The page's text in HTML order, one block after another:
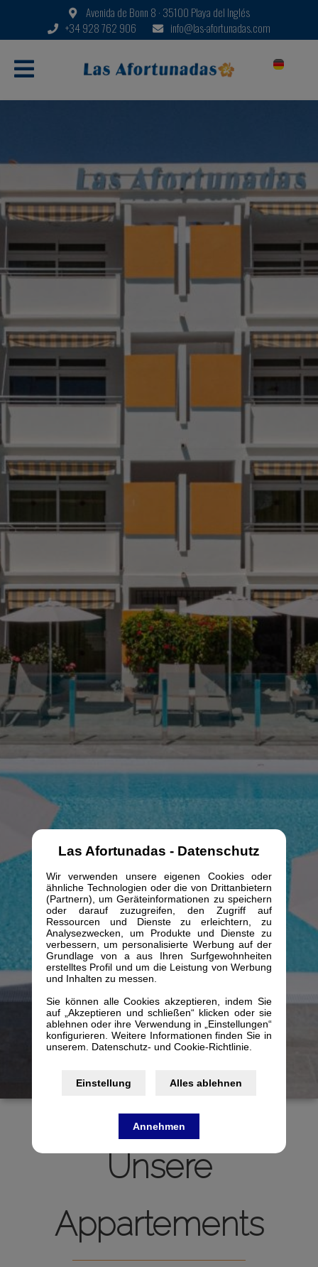
Las Afortunadas - Datenschutz
Wir verwenden unsere eigenen Cookies oder
ähnliche Technologien oder die von Drittanbietern
(Partnern), um Geräteinformationen zu speichern
oder darauf zuzugreifen, den Zugriff auf
Ressourcen und Dienste zu erleichtern, zu
Analysezwecken, um Produkte und Dienste zu
verbessern, um personalisierte Werbung auf der
Grundlage von a aus Ihren Surfgewohnheiten
erstelltes Profil und um die Leistung von Werbung
und Inhalten zu messen.
Sie können alle Cookies akzeptieren, indem Sie
auf „Akzeptieren und schließen“ klicken oder sie
ablehnen oder ihre Verwendung in „Einstellungen“
konfigurieren. Weitere Informationen finden Sie in
unserem. Datenschutz- und Cookie-Richtlinie.
Einstellung Alles ablehnen
Annehmen
Avenida de Bonn 8 · 35100 Playa del Inglés
+34 928 762 906
info@las-afortunadas.com
Unsere
Appartements